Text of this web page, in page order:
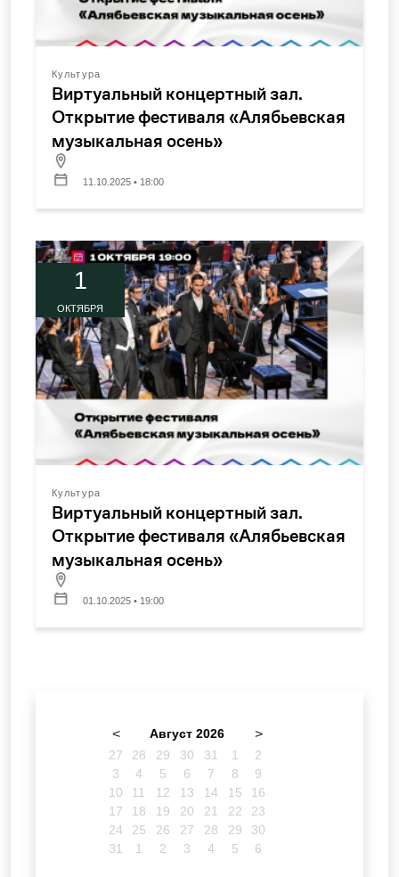
Культура
Виртуальный концертный зал.
Открытие фестиваля «Алябьевская
музыкальная осень»
11.10.2025 • 18:00
1
ОКТЯБРЯ
Культура
Виртуальный концертный зал.
Открытие фестиваля «Алябьевская
музыкальная осень»
01.10.2025 • 19:00
< Август 2026 >
27 28 29 30 31 1
2
3
4 5 6 7 8
9
10
11 12 13 14 15
16
17
18 19 20 21 22
23
24
25 26 27 28 29
30
31
1 2 3 4 5 6